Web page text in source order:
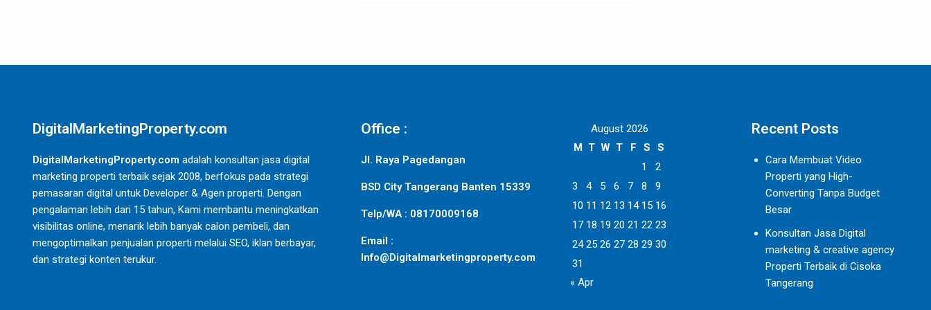
DigitalMarketingProperty.com
DigitalMarketingProperty.com adalah konsultan jasa digital
marketing properti terbaik sejak 2008, berfokus pada strategi
pemasaran digital untuk Developer & Agen properti. Dengan
pengalaman lebih dari 15 tahun, Kami membantu meningkatkan
visibilitas online, menarik lebih banyak calon pembeli, dan
mengoptimalkan penjualan properti melalui SEO, iklan berbayar,
dan strategi konten terukur.
Office :
Jl. Raya Pagedangan
BSD City Tangerang Banten 15339
Telp/WA : 08170009168
Email :
Info@Digitalmarketingproperty.com
August 2026
M T W T F S
S
1
2
3
4 5 6 7 8
9
10 11 12 13 14 15 16
17 18 19 20 21 22 23
24 25 26 27 28 29 30
31
« Apr
Recent Posts
Cara Membuat Video
Properti yang High-
Converting Tanpa Budget
Besar
Konsultan Jasa Digital
marketing & creative agency
Properti Terbaik di Cisoka
Tangerang